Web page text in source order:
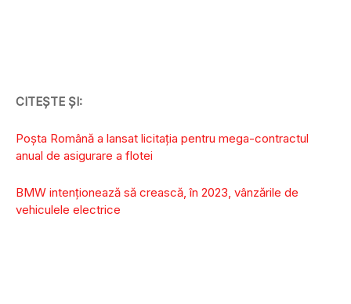
CITEȘTE ȘI:
Poșta Română a lansat licitația pentru mega-contractul
anual de asigurare a flotei
BMW intenţionează să crească, în 2023, vânzările de
vehiculele electrice